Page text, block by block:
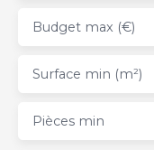
Budget max (€)
Surface min (m²)
Pièces min